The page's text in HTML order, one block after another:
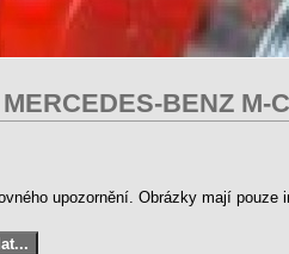
BENZ M-
upozornění. Obrázky mají pouze